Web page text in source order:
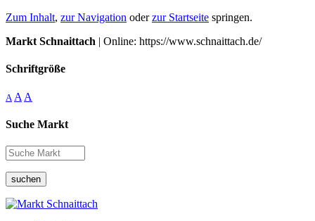
Zum Inhalt, zur Navigation oderzur Startseite springen.
Markt Schnaittach | Online: https://www.schnaittach.de/
Schriftgröße
A A A
Suche Markt
suchen